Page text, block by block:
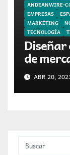
ANDEANWIRE-
EMPRESAS
MARKETING
TECNOLOGÍA
de
ABR 20,